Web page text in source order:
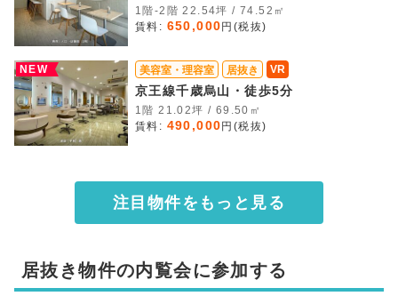
1階-2階 22.54坪 / 74.52㎡
賃料: 650,000 円(税抜)
NEW 美容室・理容室 居抜き VR
京王線千歳烏山・徒歩5分
1階 21.02坪 / 69.50㎡
賃料: 490,000 円(税抜)
注目物件をもっと見る
居抜き物件の内覧会に参加する